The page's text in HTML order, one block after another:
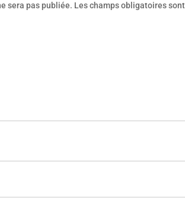
sera pas publiée. Les champs obligatoires